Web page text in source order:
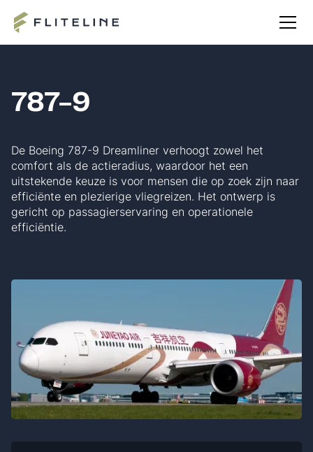
787-9
De Boeing 787-9 Dreamliner verhoogt zowel het
comfort als de actieradius, waardoor het een
uitstekende keuze is voor mensen die op zoek zijn naar
efficiënte en plezierige vliegreizen. Het ontwerp is
gericht op passagierservaring en operationele
efficiëntie.